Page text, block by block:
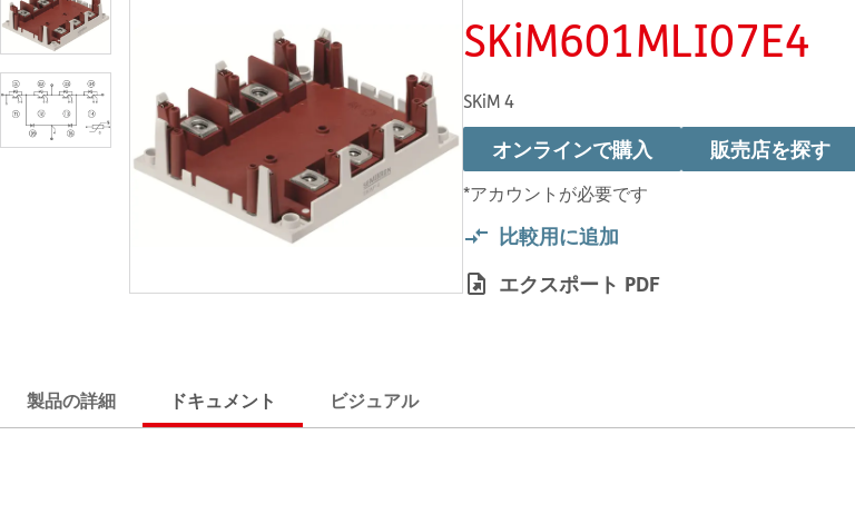
SKiM601MLI07E4
SKiM 4
オンラインで購入
*アカウントが必要です
販売店を探す
比較用に追加
エクスポート PDF
製品の詳細 ドキュメント ビジュアル